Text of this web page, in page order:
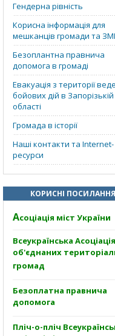
Гендерна рівність
Корисна інформація для
мешканців громади та ЗМІ
Безоплантна правнича
допомога в громаді
Евакуація з території
бойових дій в Запорізькій
області
Громада в історії
Наші контакти та Internet-
ресурси
КОРИСНІ ПОСИЛАННЯ
Асоціація міст України
Всеукраїнська Асоціація
об'єднаних
громад
Безоплатна правнича
допомога
Пліч-о-пліч